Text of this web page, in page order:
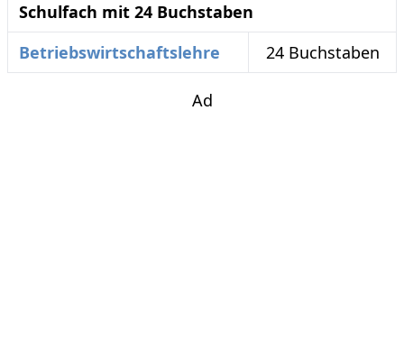
Schulfach mit 24 Buchstaben
Betriebswirtschaftslehre
24 Buchstaben
Ad